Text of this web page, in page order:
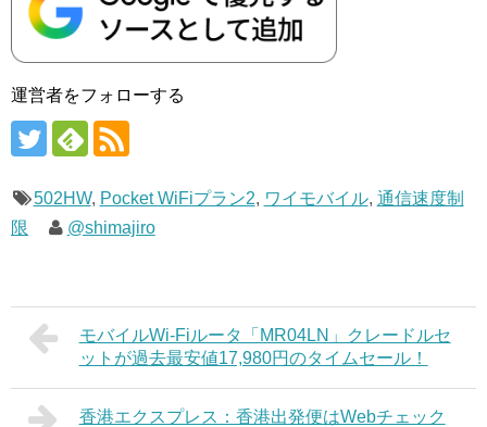
運営者をフォローする
502HW, Pocket WiFiプラン2, ワイモバイル, 通信速度制
限
@shimajiro
モバイルWi-Fiルータ「MR04LN」クレードルセ
ットが過去最安値17,980円のタイムセール！
香港エクスプレス：香港出発便はWebチェック